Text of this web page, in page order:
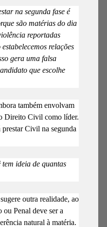
na segunda fase é
são matérias do dia
reportadas
relações
gera uma falsa
que escolhe
também envolvam
Direito Civil como líder.
Civil na segunda
ideia de quantas
outra realidade, ao
ou Penal deve ser a
natural à matéria.